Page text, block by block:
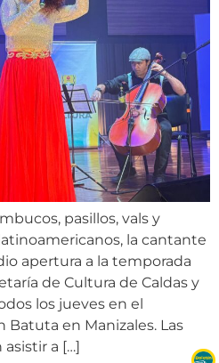
pasillos, vals y
la cantante
apertura a la temporada
de Cultura de Caldas y
los jueves en el
en Manizales. Las
a […]